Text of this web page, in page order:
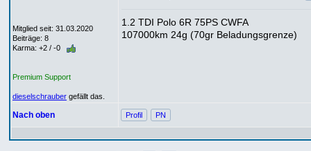
Mitglied seit: 31.03.2020
Beiträge: 8
Karma: +2 / -0
Premium Support
dieselschrauber gefällt das.
1.2 TDI Polo 6R 75PS CWFA
107000km 24g (70gr Beladungsgrenze)
Nach oben Profil PN